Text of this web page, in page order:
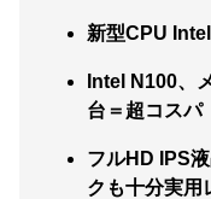
新型CPU
Intel N100、
台＝超コスパ
フルHD IPS
クも十分実用